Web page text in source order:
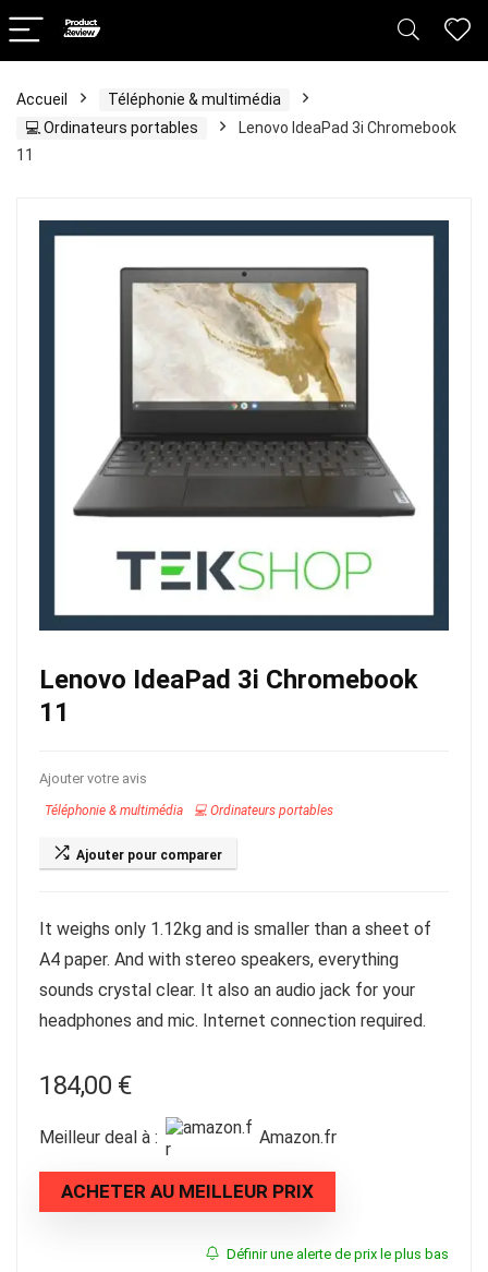
Accueil
Téléphonie & multimédia
💻 Ordinateurs portables
Lenovo IdeaPad 3i Chromebook
11
Lenovo IdeaPad 3i Chromebook
11
Ajouter votre avis
Téléphonie & multimédia 💻 Ordinateurs portables
Ajouter pour comparer
It weighs only 1.12kg and is smaller than a sheet of
A4 paper. And with stereo speakers, everything
sounds crystal clear. It also an audio jack for your
headphones and mic. Internet connection required.
184,00 €
Meilleur deal à : amazon.fr
ACHETER AU MEILLEUR PRIX
Définir une alerte de prix le plus bas